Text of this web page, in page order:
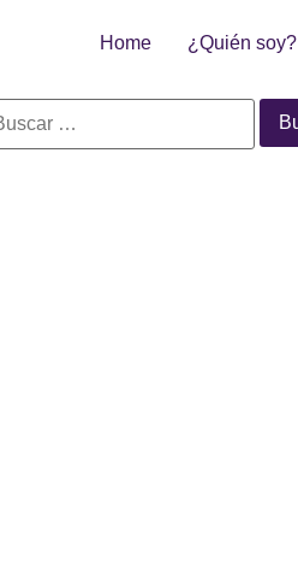
Home ¿Quién soy?